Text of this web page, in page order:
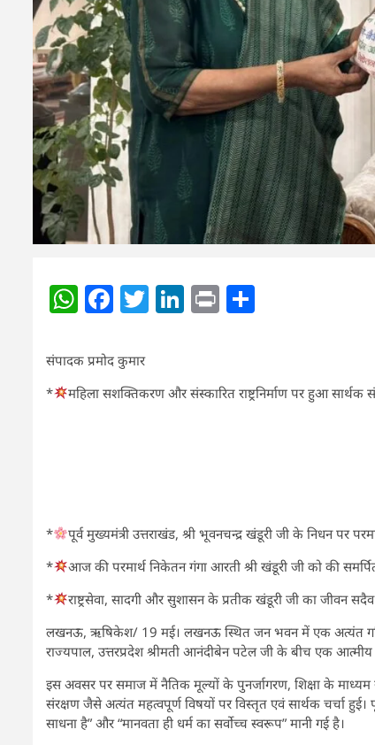
WhatsApp
Facebook
Twitter
LinkedIn
Print
संपादक प्रमोद कुमार
*
महिला सशक्तिकरण और संस्कारित राष्ट्रनिर्माण पर हुआ सार्थक
*
पूर्व मुख्यमंत्री उत्तराखंड, श्री भूवनचन्द्र खंडूरी जी के निधन पर
*
आज की परमार्थ निकेतन गंगा आरती श्री खंडूरी जी को की
*
राष्ट्रसेवा, सादगी और सुशासन के प्रतीक खंडूरी जी का जीवन सदैव
लखनऊ, ऋषिकेश/ 19 मई। लखनऊ स्थित जन भवन में एक अत्यंत
राज्यपाल, उत्तरप्रदेश श्रीमती आनंदीबेन पटेल जी के बीच एक आत्मीय
इस अवसर पर समाज में नैतिक मूल्यों के पुनर्जागरण, शिक्षा के
संरक्षण जैसे अत्यंत महत्वपूर्ण विषयों पर विस्तृत एवं सार्थक चर्चा
साधना है” और “मानवता ही धर्म का सर्वाेच्च स्वरूप” मानी गई है।